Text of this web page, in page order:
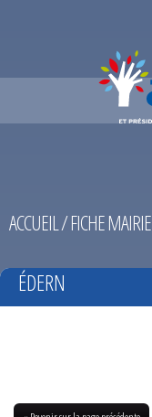
ACCUEIL/FICHE MAIRIE
ÉDERN